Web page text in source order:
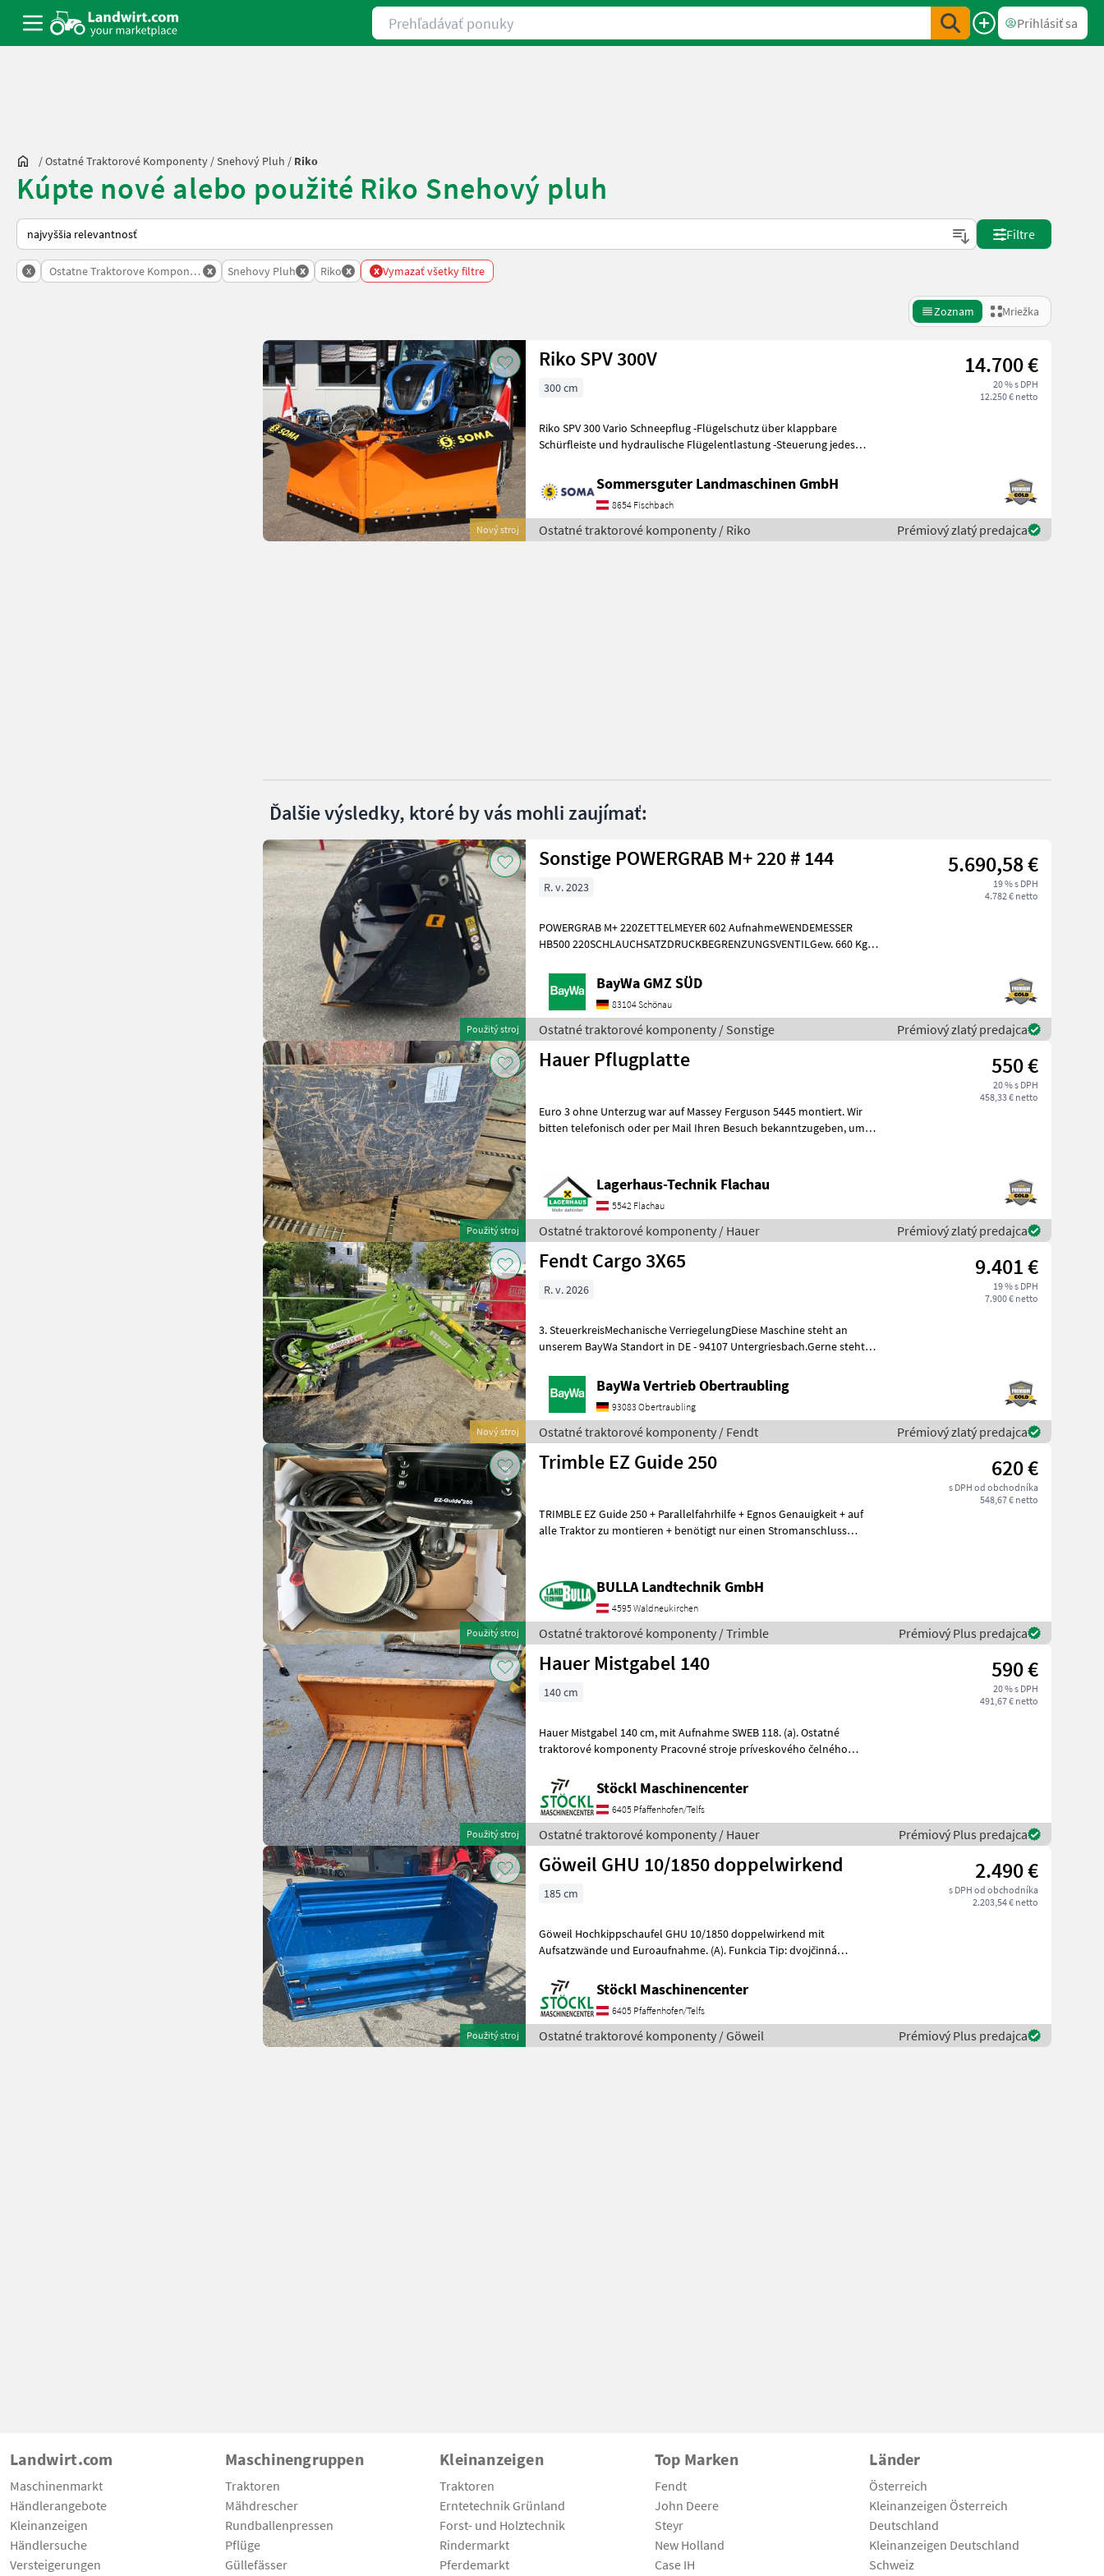
Prehľadávať ponuky
Prihlásiť sa
/Ostatné Traktorové Komponenty /Snehový Pluh / Riko
Kúpte nové alebo použité Riko Snehový pluh
Takto sa vykonáva triedenie na Landwirt.com
Filtre
x Ostatne Traktorove Komponenty
x Snehovy Pluh x Riko x x Vymazať všetky filtre
Zoznam Mriežka
Nový stroj
Riko SPV 300V 14.700 €
20 % s DPH
12.250 € netto
300 cm
Riko SPV 300 Vario Schneepflug -Flügelschutz über klappbare
Schürfleiste und hydraulische Flügelentlastung -Steuerung jedes
Sommersguter Landmaschinen GmbH
8654 Fischbach
Ostatné traktorové komponenty / Riko Prémiový zlatý predajca
Ďalšie výsledky, ktoré by vás mohli zaujímať:
Použitý stroj
Sonstige POWERGRAB M+ 220 # 144 5.690,58 €
19 % s DPH
4.782 € netto
R. v. 2023
POWERGRAB M+ 220ZETTELMEYER 602 AufnahmeWENDEMESSER
HB500 220SCHLAUCHSATZDRUCKBEGRENZUNGSVENTILGew. 660 Kg
BayWa GMZ SÜD
83104 Schönau
Ostatné traktorové komponenty / Sonstige Prémiový zlatý predajca
Použitý stroj
Hauer Pflugplatte 550 €
20 % s DPH
458,33 € netto
Euro 3 ohne Unterzug war auf Massey Ferguson 5445 montiert. Wir
bitten telefonisch oder per Mail Ihren Besuch bekanntzugeben, um
Lagerhaus-Technik Flachau
5542 Flachau
Ostatné traktorové komponenty / Hauer Prémiový zlatý predajca
Nový stroj
Fendt Cargo 3X65 9.401 €
19 % s DPH
7.900 € netto
R. v. 2026
3. SteuerkreisMechanische VerriegelungDiese Maschine steht an
unserem BayWa Standort in DE - 94107 Untergriesbach.Gerne steht
BayWa Vertrieb Obertraubling
93083 Obertraubling
Ostatné traktorové komponenty / Fendt Prémiový zlatý predajca
Použitý stroj
Trimble EZ Guide 250 620 €
s DPH od obchodníka
548,67 € netto
TRIMBLE EZ Guide 250 + Parallelfahrhilfe + Egnos Genauigkeit + auf
alle Traktor zu montieren + benötigt nur einen Stromanschluss
BULLA Landtechnik GmbH
4595 Waldneukirchen
Ostatné traktorové komponenty / Trimble Prémiový Plus predajca
Použitý stroj
Hauer Mistgabel 140 590 €
20 % s DPH
491,67 € netto
140 cm
Hauer Mistgabel 140 cm, mit Aufnahme SWEB 118. (a). Ostatné
traktorové komponenty Pracovné stroje príveskového čelného
Stöckl Maschinencenter
6405 Pfaffenhofen/Telfs
Ostatné traktorové komponenty / Hauer Prémiový Plus predajca
Použitý stroj
Göweil GHU 10/1850 doppelwirkend 2.490 €
s DPH od obchodníka
2.203,54 € netto
185 cm
Göweil Hochkippschaufel GHU 10/1850 doppelwirkend mit
Aufsatzwände und Euroaufnahme. (A). Funkcia Tip: dvojčinná
Stöckl Maschinencenter
6405 Pfaffenhofen/Telfs
Ostatné traktorové komponenty / Göweil Prémiový Plus predajca
Landwirt.com
Maschinenmarkt
Händlerangebote
Kleinanzeigen
Händlersuche
Versteigerungen
Maschinengruppen
Traktoren
Mähdrescher
Rundballenpressen
Pflüge
Güllefässer
Kleinanzeigen
Traktoren
Erntetechnik Grünland
Forst- und Holztechnik
Rindermarkt
Pferdemarkt
Top Marken
Fendt
John Deere
Steyr
New Holland
Case IH
Länder
Österreich
Kleinanzeigen Österreich
Deutschland
Kleinanzeigen Deutschland
Schweiz